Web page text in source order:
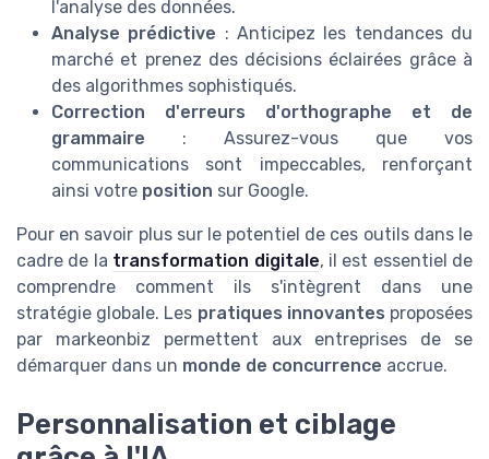
l'analyse des données.
Analyse prédictive : Anticipez les tendances du
marché et prenez des décisions éclairées grâce à
des algorithmes sophistiqués.
Correction d'erreurs d'orthographe et de
grammaire : Assurez-vous que vos
communications sont impeccables, renforçant
ainsi votre position sur Google.
Pour en savoir plus sur le potentiel de ces outils dans le
cadre de la transformation digitale, il est essentiel de
comprendre comment ils s'intègrent dans une
stratégie globale. Les pratiques innovantes proposées
par markeonbiz permettent aux entreprises de se
démarquer dans un monde de concurrence accrue.
Personnalisation et ciblage